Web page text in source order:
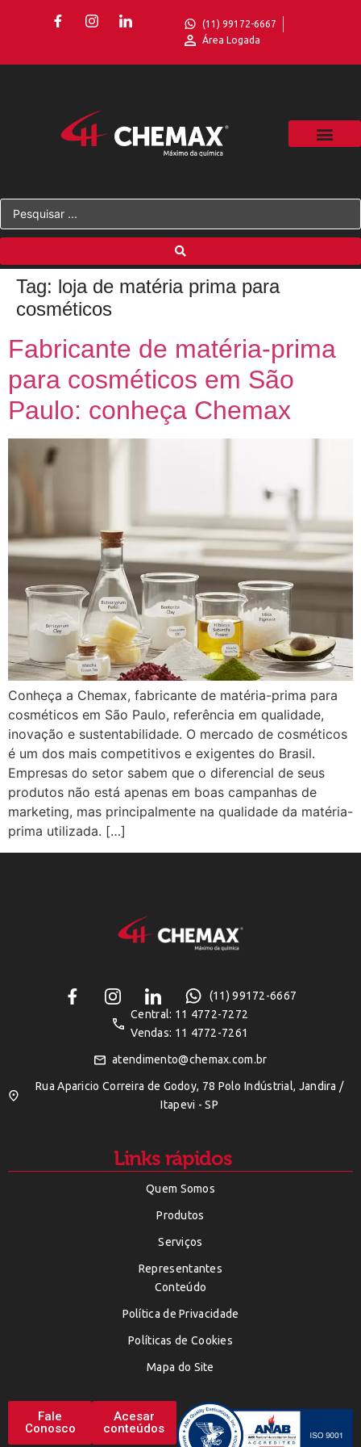
(11) 99172-6667
Área Logada
Tag: loja de matéria prima para
cosméticos
Fabricante de matéria-prima
para cosméticos em São
Paulo: conheça Chemax
Conheça a Chemax, fabricante de matéria-prima para
cosméticos em São Paulo, referência em qualidade,
inovação e sustentabilidade. O mercado de cosméticos
é um dos mais competitivos e exigentes do Brasil.
Empresas do setor sabem que o diferencial de seus
produtos não está apenas em boas campanhas de
marketing, mas principalmente na qualidade da matéria-
prima utilizada. […]
(11) 99172-6667
Central: 11 4772-7272
Vendas: 11 4772-7261
atendimento@chemax.com.br
Rua Aparicio Correira de Godoy, 78 Polo Indústrial, Jandira /
Itapevi - SP
Links rápidos
Quem Somos
Produtos
Serviços
Representantes
Conteúdo
Política de Privacidade
Políticas de Cookies
Mapa do Site
Fale
Conosco
Acesar
conteúdos